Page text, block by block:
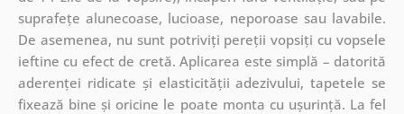
suprafețe alunecoase, lucioase, neporoase sau lavabile.
De asemenea, nu sunt potriviți pereții vopsiți cu vopsele
ieftine cu efect de cretă. Aplicarea este simplă – datorită
aderenței ridicate și elasticității adezivului, tapetele se
fixează bine și oricine le poate monta cu ușurință. La fel